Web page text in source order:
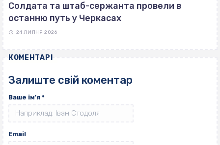
Солдата та штаб-сержанта провели в
останню путь у Черкасах
24 ЛИПНЯ 2026
КОМЕНТАРІ
Залиште свій коментар
Ваше ім'я *
Email